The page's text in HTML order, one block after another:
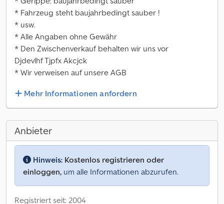
* Fahrzeug steht baujahrbedingt sauber !
* usw.
* Alle Angaben ohne Gewähr
* Den Zwischenverkauf behalten wir uns vor
Djdevlhf Tjpfx Akcjck
* Wir verweisen auf unsere AGB
Mehr Informationen anfordern
Anbieter
Hinweis: Kostenlos registrieren oder
einloggen, um alle Informationen abzurufen.
Registriert seit: 2004